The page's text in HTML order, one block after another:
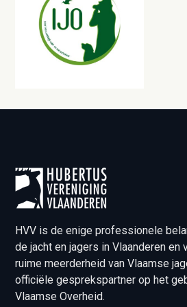
HVV is de enige professionele
de jacht en jagers in Vlaanderen
ruime meerderheid van Vlaamse
officiële gesprekspartner op het
Vlaamse Overheid.